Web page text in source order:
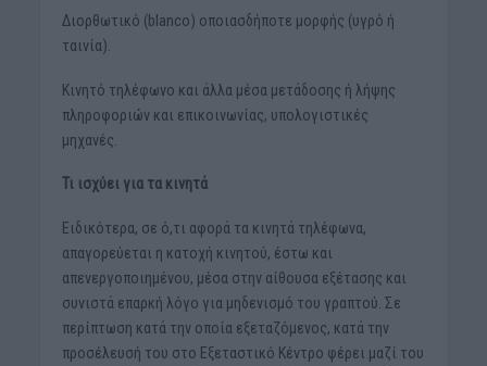
Διορθωτικό (blanco) οποιασδήποτε μορφής (υγρό ή
ταινία).
Κινητό τηλέφωνο και άλλα μέσα μετάδοσης ή λήψης
πληροφοριών και επικοινωνίας, υπολογιστικές
μηχανές.
Τι ισχύει για τα κινητά
Ειδικότερα, σε ό,τι αφορά τα κινητά τηλέφωνα,
απαγορεύεται η κατοχή κινητού, έστω και
απενεργοποιημένου, μέσα στην αίθουσα εξέτασης και
συνιστά επαρκή λόγο για μηδενισμό του γραπτού. Σε
περίπτωση κατά την οποία εξεταζόμενος, κατά την
προσέλευσή του στο Εξεταστικό Κέντρο φέρει μαζί του